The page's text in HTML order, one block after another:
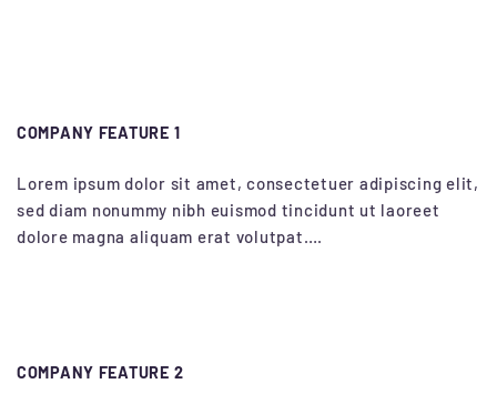
COMPANY FEATURE 1
Lorem ipsum dolor sit amet, consectetuer adipiscing elit,
sed diam nonummy nibh euismod tincidunt ut laoreet
dolore magna aliquam erat volutpat….
COMPANY FEATURE 2